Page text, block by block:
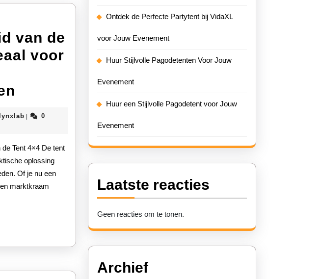
van de
voor
Veelzijdigheid
van
de
Tent
Diverse
Gelegenheden
lynxlablynxlab
0
oplossing
Of je nu een
marktkraam
Ontdek de Perfecte Partytent bij VidaXL
voor Jouw Evenement
Huur Stijlvolle Pagodetenten Voor Jouw
Evenement
Huur een Stijlvolle Pagodetent voor Jouw
Evenement
Laatste reacties
Geen reacties om te tonen.
Archief